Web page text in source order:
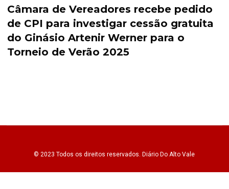
Câmara de Vereadores recebe pedido
de CPI para investigar cessão gratuita
do Ginásio Artenir Werner para o
Torneio de Verão 2025
© 2023 Todos os direitos reservados. Diário Do Alto Vale